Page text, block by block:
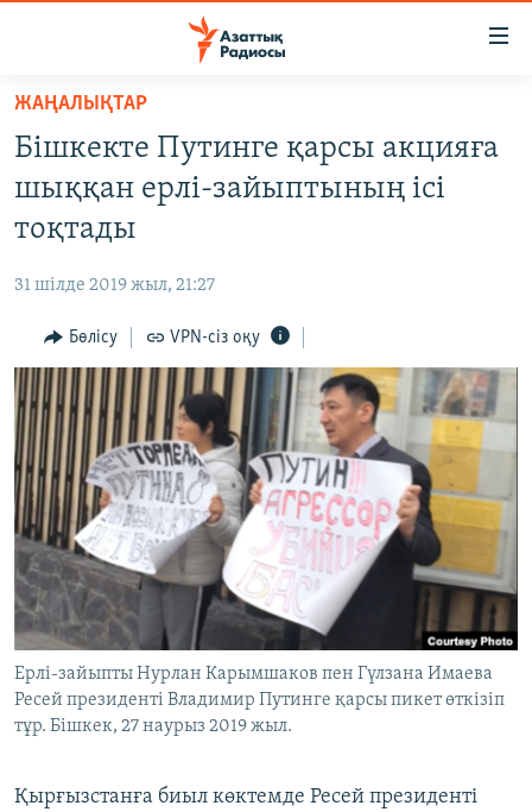
Skip
main
content
main
to
Search
АДАМ ҚҰҚЫҚТАРЫ
ӘЛЕУМЕТ
ӘЛЕМ
АРНАЙЫ ЖОБАЛАР
Русский
ЖАЗЫЛЫҢЫЗ
Басқа тілдерде
ЖАҢАЛЫҚТАР
Бішкекте Путинге қарсы акцияға
шыққан ерлі-зайыптының ісі
тоқтады
31 шілде 2019 жыл, 21:27
Бөлісу VPN-сіз оқу
Ерлі-зайыпты Нурлан Карымшаков пен Гүлзана Имаева
Ресей президенті Владимир Путинге қарсы пикет өткізіп
тұр. Бішкек, 27 наурыз 2019 жыл.
Қырғызстанға биыл көктемде Ресей президенті